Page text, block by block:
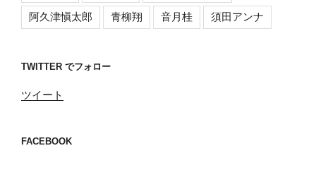
阿久津愼太郎 青柳翔 音月桂 須田アンナ
TWITTER でフォロー
ツイート
FACEBOOK